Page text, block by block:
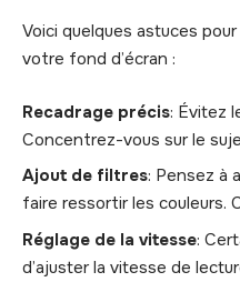
Voici quelques astuces
votre fond d’écran :
Recadrage précis: Évitez
Concentrez-vous sur le
Ajout de filtres: Pensez à
faire ressortir les couleurs.
Réglage de la vitesse:
d’ajuster la vitesse de